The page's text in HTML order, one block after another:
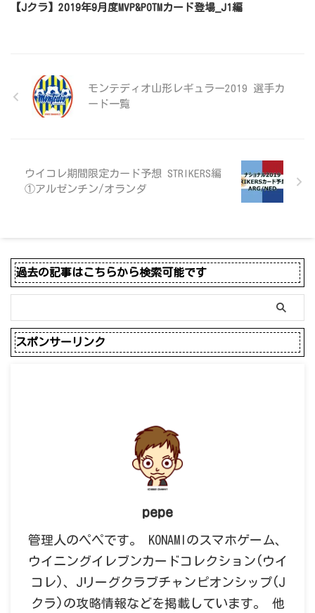
【Jクラ】2019年9月度MVP&POTMカード登場_J1編
モンテディオ山形レギュラー2019 選手カ
ード一覧
ウイコレ期間限定カード予想 STRIKERS編
①アルゼンチン/オランダ
過去の記事はこちらから検索可能です
スポンサーリンク
pepe
管理人のペペです。 KONAMIのスマホゲーム、
ウイニングイレブンカードコレクション(ウイ
コレ)、Jリーグクラブチャンピオンシップ(J
クラ)の攻略情報などを掲載しています。 他